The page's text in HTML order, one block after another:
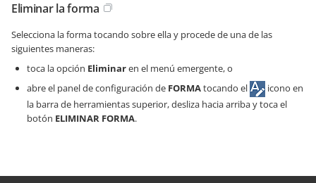
Eliminar la forma
Selecciona la forma tocando sobre ella y procede de una de las
siguientes maneras:
toca la opción Eliminaren el menú emergente, o
abre el panel de configuración de FORMAtocando el
icono en
la barra de herramientas superior, desliza hacia arriba y toca el
botón ELIMINAR FORMA.